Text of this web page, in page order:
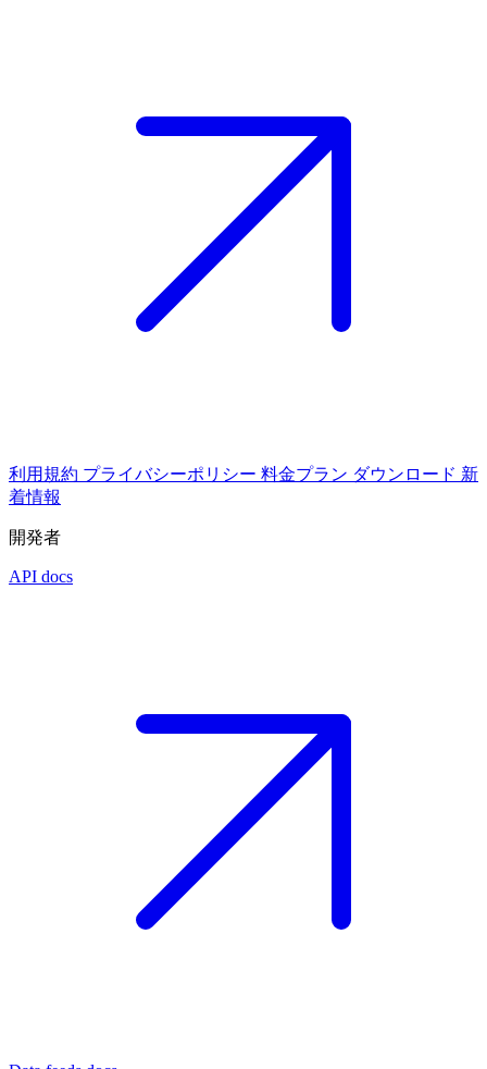
利用規約 プライバシーポリシー 料金プラン ダウンロード 新
着情報
開発者
API docs